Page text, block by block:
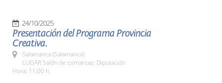
24/10/2025
Presentación del Programa Provincia
Creativa.
Salamanca (Salamanca)
LUGAR Salón de comarcas. Diputación
Hora: 11:00 h.